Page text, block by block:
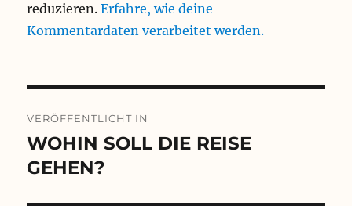
reduzieren.Erfahre, wie deine
Kommentardaten verarbeitet werden.
VERÖFFENTLICHT IN
WOHIN SOLL DIE REISE
GEHEN?